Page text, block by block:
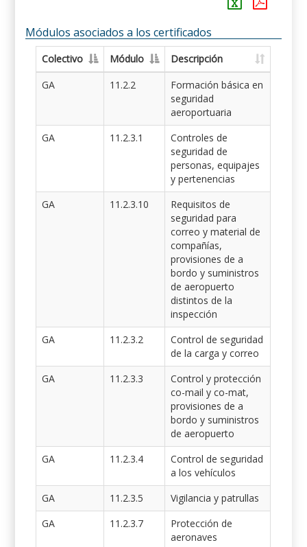
Módulos asociados a los certificados
Colectivo Módulo
Descripción
GA
11.2.2
Formación básica en
seguridad
aeroportuaria
GA
11.2.3.1
Controles de
seguridad de
personas, equipajes
y pertenencias
GA
11.2.3.10
Requisitos de
seguridad para
correo y material de
compañías,
provisiones de a
bordo y suministros
de aeropuerto
distintos de la
inspección
GA
11.2.3.2
Control de seguridad
de la carga y correo
GA
11.2.3.3
Control y protección
co-mail y co-mat,
provisiones de a
bordo y suministros
de aeropuerto
GA
11.2.3.4
Control de seguridad
a los vehículos
GA
11.2.3.5
Vigilancia y patrullas
GA
11.2.3.7
Protección de
aeronaves